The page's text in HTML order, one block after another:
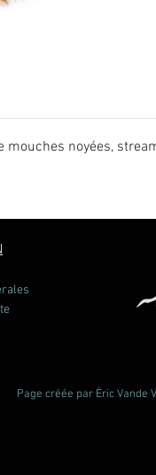
mouches noyées,
Page créée par Èric Vande